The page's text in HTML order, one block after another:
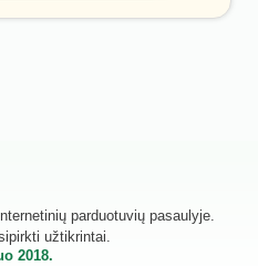
parduotuvių pasaulyje.
užtikrintai.
2018.